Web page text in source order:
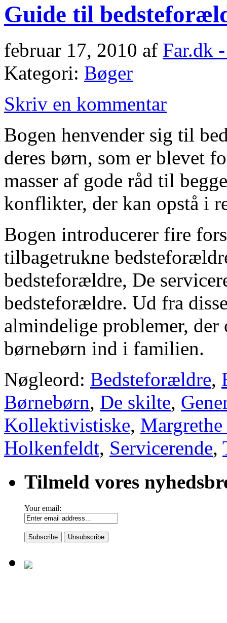
Guide til
februar 17, 2010 af Far.dk
Kategori: Bøger
Skriv en kommentar
Bogen henvender sig til
deres børn, som er blevet
masser af gode råd til
konflikter, der kan opstå i
Bogen introducerer fire
tilbagetrukne
bedsteforældre, De
bedsteforældre. Ud fra
almindelige problemer, der
børnebørn ind i familien.
Nøgleord: Bedsteforældre,
Børnebørn, De skilte,
Kollektivistiske,
Holkenfeldt, Servicerende,
Tilmeld vores
Your email: